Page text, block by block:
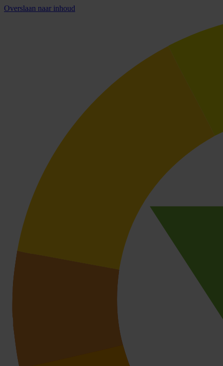
Overslaan naar inhoud